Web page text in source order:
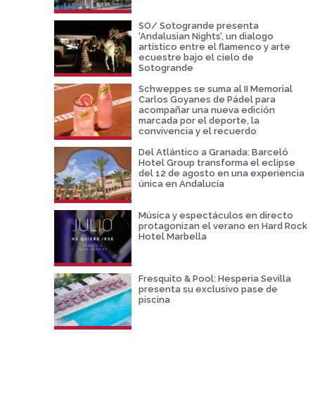
SO/ Sotogrande presenta
‘Andalusian Nights’, un dialogo
artístico entre el flamenco y arte
ecuestre bajo el cielo de
Sotogrande
Schweppes se suma al II Memorial
Carlos Goyanes de Pádel para
acompañar una nueva edición
marcada por el deporte, la
convivencia y el recuerdo
Del Atlántico a Granada: Barceló
Hotel Group transforma el eclipse
del 12 de agosto en una experiencia
única en Andalucía
Música y espectáculos en directo
protagonizan el verano en Hard Rock
Hotel Marbella
Fresquito & Pool: Hesperia Sevilla
presenta su exclusivo pase de
piscina